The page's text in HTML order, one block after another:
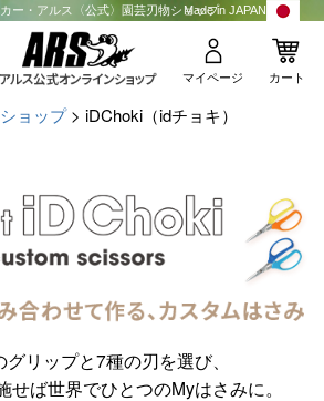
ー・アルス〈公式〉園芸刃物ショップMade in JAPAN
マイページ カート
ョップ iDChoki（idチョキ）
リップと7種の刃を選び、
せば世界でひとつのMyはさみに。